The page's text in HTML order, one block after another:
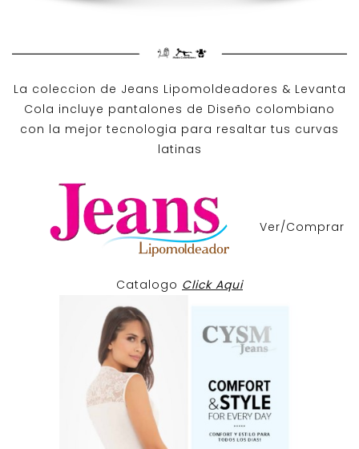
La coleccion de Jeans Lipomoldeadores & Levanta
Cola incluye pantalones de Diseño colombiano
con la mejor tecnologia para resaltar tus curvas
latinas
Ver/Comprar
Catalogo Click Aqui